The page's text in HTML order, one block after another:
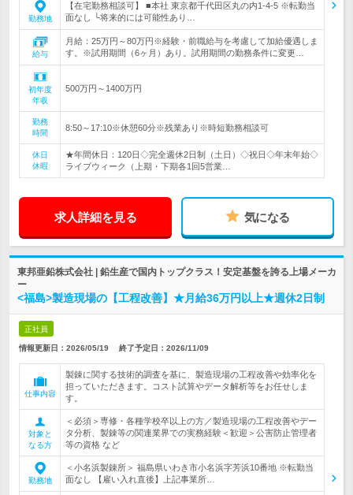
勤務地
【在宅勤務相談可】 ■本社 東京都千代田区丸の内1-4-5 ※転勤当
面なし └将来的には可能性あり…
給与
月給：25万円～80万円※経験・前職給与を考慮して加給優遇しま
す。※試用期間（6ヶ月）あり。試用期間の勤務条件に変更…
初年度
年収
500万円～1400万円
勤務
時間
8:50～17:10※休憩60分※残業あり※時短勤務相談可
休日
休暇
★年間休日：120日◇完全週休2日制（土日）◇祝日◇年末年始◇
ライブウィーク（上期・下期各1回5営業…
求人詳細を見る 気になる
東邦亜鉛株式会社 | 鉛生産で国内トップクラス！安定基盤を誇る上場メーカ
ー
<福島>製造現場の【工程改善】★月給36万円以上★週休2日制
正社員
情報更新日：2026/05/19 終了予定日： 2026/11/09
仕事内容
製錬に関する技術的調査を基に、製造現場の工程改善や効率化を
担っていただきます。コスト試算やデータ解析等をお任せしま
す。
対象と
なる方
＜必須＞専修・各種学校卒以上の方／製造現場の工程改善やデー
タ分析、製錬等の関連業界での実務経験＜歓迎＞公害防止管理者
等の資格 など
勤務地
＜小名浜製錬所＞ 福島県いわき市小名浜字芳浜10番地 ※転勤当
面なし 【雇い入れ直後】上記事業所…